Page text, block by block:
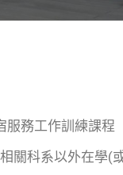
服務工作訓練課程
關科系以外在學(